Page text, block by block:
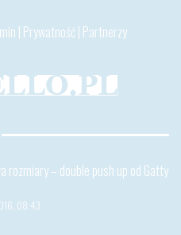
| Prywatność| Partnerzy
rozmiary – double push up od Gatty
08:43